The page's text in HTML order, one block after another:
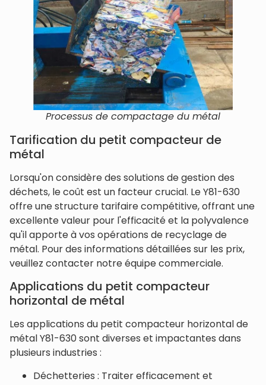
Processus de compactage du métal
Tarification du petit compacteur de
métal
Lorsqu'on considère des solutions de gestion des
déchets, le coût est un facteur crucial. Le Y81-630
offre une structure tarifaire compétitive, offrant une
excellente valeur pour l'efficacité et la polyvalence
qu'il apporte à vos opérations de recyclage de
métal. Pour des informations détaillées sur les prix,
veuillez contacter notre équipe commerciale.
Applications du petit compacteur
horizontal de métal
Les applications du petit compacteur horizontal de
métal Y81-630 sont diverses et impactantes dans
plusieurs industries :
Déchetteries : Traiter efficacement et